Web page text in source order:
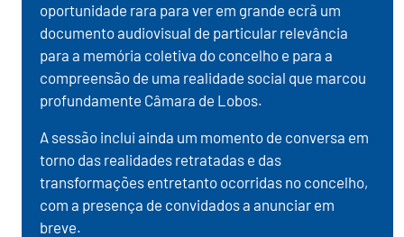
oportunidade rara para ver em grande ecrã um
documento audiovisual de particular relevância
para a memória coletiva do concelho e para a
compreensão de uma realidade social que marcou
profundamente Câmara de Lobos.
A sessão inclui ainda um momento de conversa em
torno das realidades retratadas e das
transformações entretanto ocorridas no concelho,
com a presença de convidados a anunciar em
breve.